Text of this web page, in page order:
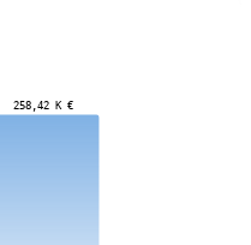
258,42 K €